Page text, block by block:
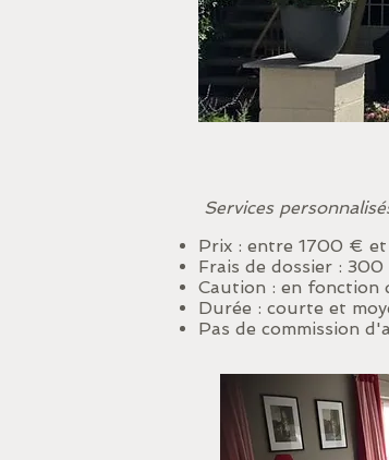
Services
Prix : entre 1700 €
Frais de dossier :
Caution : en fonction
Durée : courte et
Pas de commission